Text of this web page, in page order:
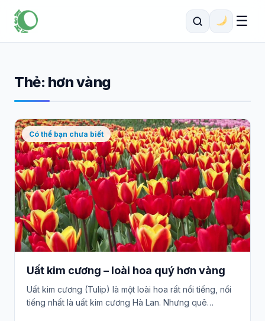
☰
Thẻ: hơn vàng
Có thể bạn chưa biết
Uất kim cương – loài hoa quý hơn vàng
Uất kim cương (Tulip) là một loài hoa rất nổi tiếng, nổi
tiếng nhất là uất kim cương Hà Lan. Nhưng quê…